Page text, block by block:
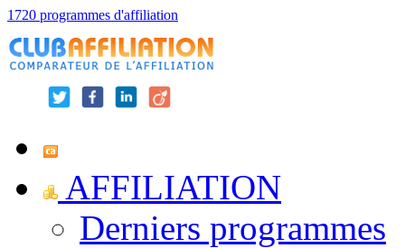
1720 programmes d'affiliation
AFFILIATION
Derniers programmes